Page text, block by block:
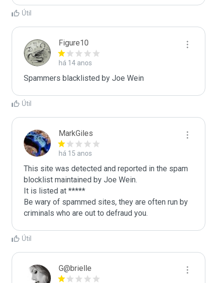
Útil
Figure10
há 14 anos
Spammers blacklisted by Joe Wein
Útil
MarkGiles
há 15 anos
This site was detected and reported in the spam
blocklist maintained by Joe Wein.
It is listed at *****
Be wary of spammed sites, they are often run by
criminals who are out to defraud you.
Útil
G@brielle